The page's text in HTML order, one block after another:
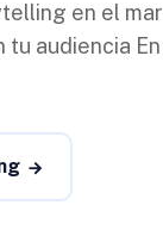
en el
tu audiencia